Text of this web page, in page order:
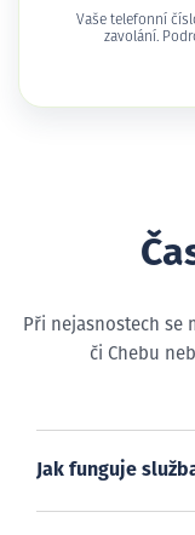
Vaše telefonní
zavolání.
Při nejasnostech se
či Chebu
Jak funguje